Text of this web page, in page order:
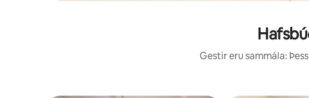
Gestir eru sammála: